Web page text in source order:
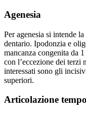
Agenesia
Per agenesia si intende
dentario. Ipodonzia e
mancanza congenita da
con l’eccezione dei terzi
interessati sono gli
superiori.
Articolazione